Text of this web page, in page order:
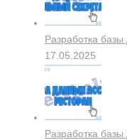
Разработка
17.05.2025
Разработка